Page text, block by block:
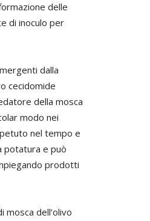
delle
di inoculo per
dalla
cecidomide
della mosca
modo nei
nel tempo e
potatura e può
prodotti
dell’olivo